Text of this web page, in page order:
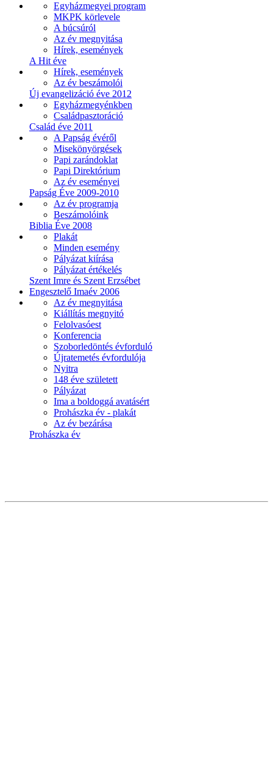
Egyházmegyei program
MKPK körlevele
A búcsúról
Az év megnyitása
Hírek, események
A Hit éve
Hírek, események
Az év beszámolói
Új evangelizáció éve 2012
Egyházmegyénkben
Családpasztoráció
Család éve 2011
A Papság évéről
Misekönyörgések
Papi zarándoklat
Papi Direktórium
Az év eseményei
Papság Éve 2009-2010
Az év programja
Beszámolóink
Biblia Éve 2008
Plakát
Minden esemény
Pályázat kiírása
Pályázat értékelés
Szent Imre és Szent Erzsébet
Engesztelő Imaév 2006
Az év megnyitása
Kiállítás megnyitó
Felolvasóest
Konferencia
Szoborledöntés évforduló
Újratemetés évfordulója
Nyitra
148 éve született
Pályázat
Ima a boldoggá avatásért
Prohászka év - plakát
Az év bezárása
Prohászka év